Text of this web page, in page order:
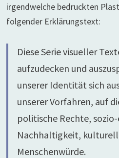
irgendwelche bedruckten
folgender Erklärungstext:
Diese Serie visueller
aufzudecken und
unserer Identität sich
unserer Vorfahren, auf
politische Rechte,
Nachhaltigkeit,
Menschenwürde.